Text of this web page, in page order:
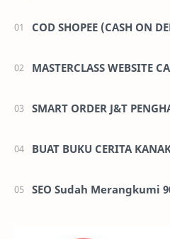
COD SHOPEE (CASH ON
MASTERCLASS WEBSITE
SMART ORDER J&T
BUAT BUKU CERITA
SEO Sudah Merangkumi